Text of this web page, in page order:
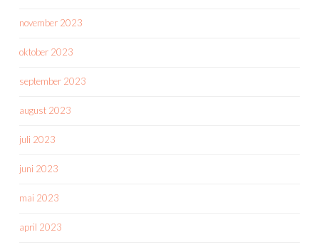
november 2023
oktober 2023
september 2023
august 2023
juli 2023
juni 2023
mai 2023
april 2023